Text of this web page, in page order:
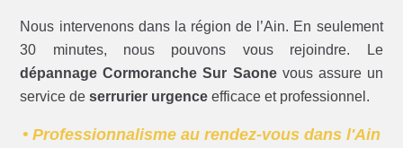
Nous intervenons dans la région de l’Ain. En seulement
30 minutes, nous pouvons vous rejoindre. Le
dépannage Cormoranche Sur Saonevous assure un
service deserrurier urgence efficace et professionnel.
• Professionnalisme au rendez-vous dans l'Ain